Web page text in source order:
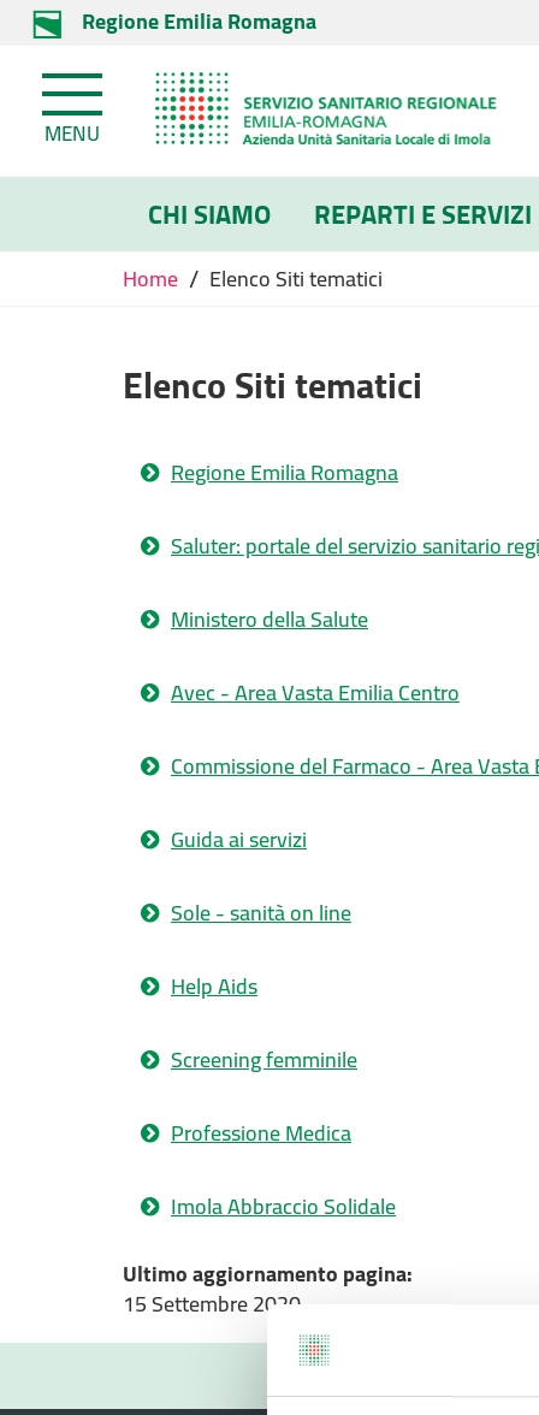
Regione Emilia Romagna
MENU
CHI SIAMO REPARTI E SERVIZI
Home / Elenco Siti tematici
Elenco Siti tematici
Regione Emilia Romagna
Saluter: portale del servizio sanitario
Ministero della Salute
Avec - Area Vasta Emilia Centro
Commissione del Farmaco - Area Vasta
Guida ai servizi
Sole - sanità on line
Help Aids
Screening femminile
Professione Medica
Imola Abbraccio Solidale
Ultimo aggiornamento pagina:
15 Settembre 2020